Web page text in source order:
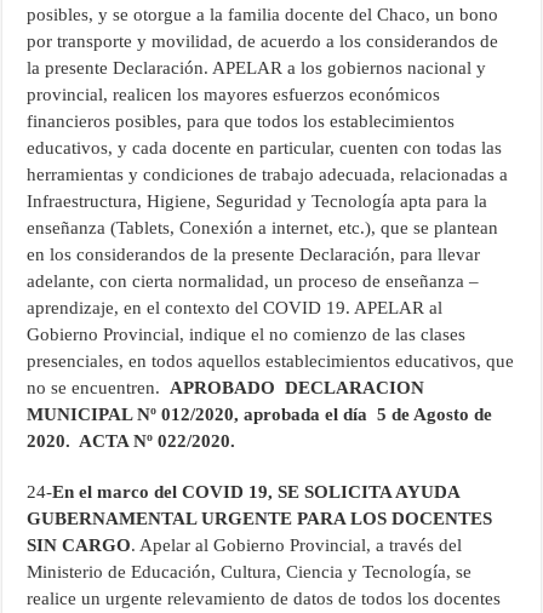
posibles, y se otorgue a la familia docente del Chaco, un bono
por transporte y movilidad, de acuerdo a los considerandos de
la presente Declaración. APELAR a los gobiernos nacional y
provincial, realicen los mayores esfuerzos económicos
financieros posibles, para que todos los establecimientos
educativos, y cada docente en particular, cuenten con todas las
herramientas y condiciones de trabajo adecuada, relacionadas a
Infraestructura, Higiene, Seguridad y Tecnología apta para la
enseñanza (Tablets, Conexión a internet, etc.), que se plantean
en los considerandos de la presente Declaración, para llevar
adelante, con cierta normalidad, un proceso de enseñanza –
aprendizaje, en el contexto del COVID 19. APELAR al
Gobierno Provincial, indique el no comienzo de las clases
presenciales, en todos aquellos establecimientos educativos, que
no se encuentren. APROBADODECLARACION
MUNICIPAL Nº 012/2020, aprobada el día 5 de Agosto de
2020. ACTA Nº 022/2020.
24-En el marco del COVID 19, SE SOLICITA AYUDA
GUBERNAMENTAL URGENTE PARA LOS DOCENTES
SIN CARGO. Apelar al Gobierno Provincial, a través del
Ministerio de Educación, Cultura, Ciencia y Tecnología, se
realice un urgente relevamiento de datos de todos los docentes